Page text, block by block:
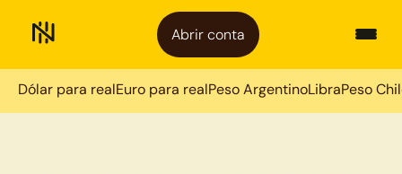
Abrir conta
Dólar para realEuro para realPeso ArgentinoLibraPeso